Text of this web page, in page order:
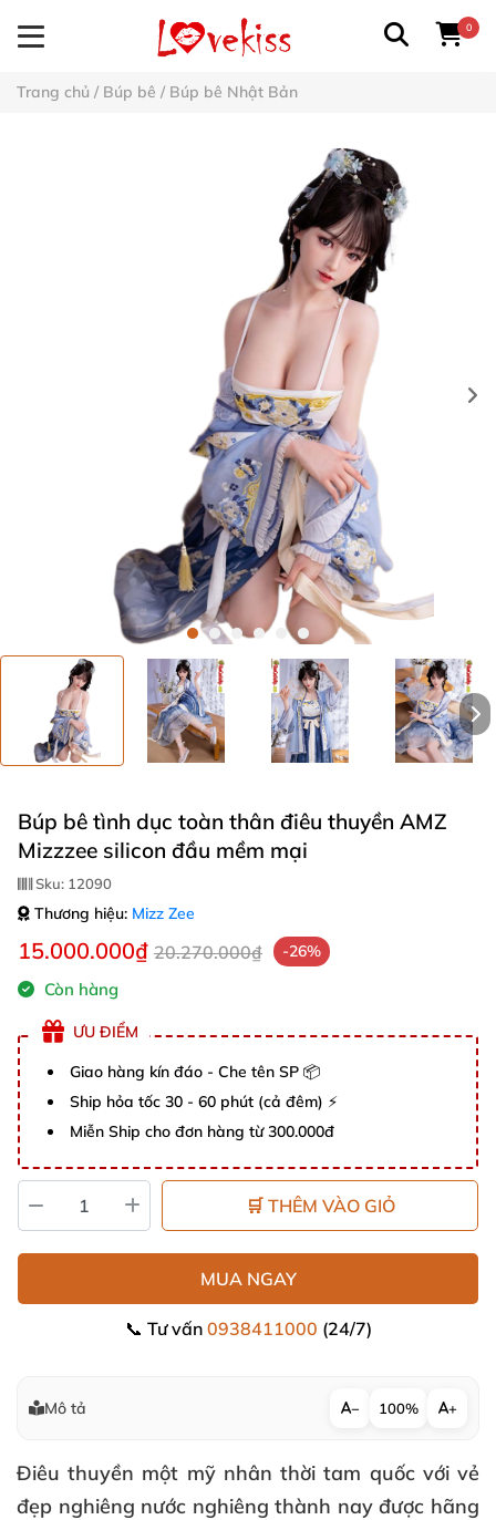
0
Trang chủ / Búp bê / Búp bê Nhật Bản
Búp bê tình dục toàn thân điêu thuyền AMZ
Mizzzee silicon đầu mềm mại
Sku: 12090
Thương hiệu: Mizz Zee
15.000.000₫ 20.270.000₫ -26%
Còn hàng
ƯU ĐIỂM
Giao hàng kín đáo - Che tên SP 📦
Ship hỏa tốc 30 - 60 phút (cả đêm) ⚡
Miễn Ship cho đơn hàng từ 300.000đ
🛒 THÊM VÀO GIỎ
MUA NGAY
📞 Tư vấn 0938411000 (24/7)
Mô tả − 100% +
Điêu thuyền một mỹ nhân thời tam quốc với vẻ
đẹp nghiêng nước nghiêng thành nay được hãng